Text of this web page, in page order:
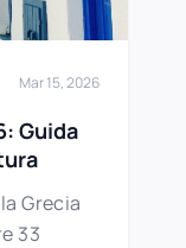
Mar 15, 2026
Guida
Grecia
33